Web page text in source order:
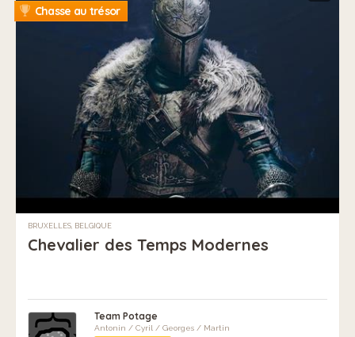
Chasse au trésor
BRUXELLES, BELGIQUE
Chevalier des Temps Modernes
Team Potage
Antonin / Cyril / Georges / Martin